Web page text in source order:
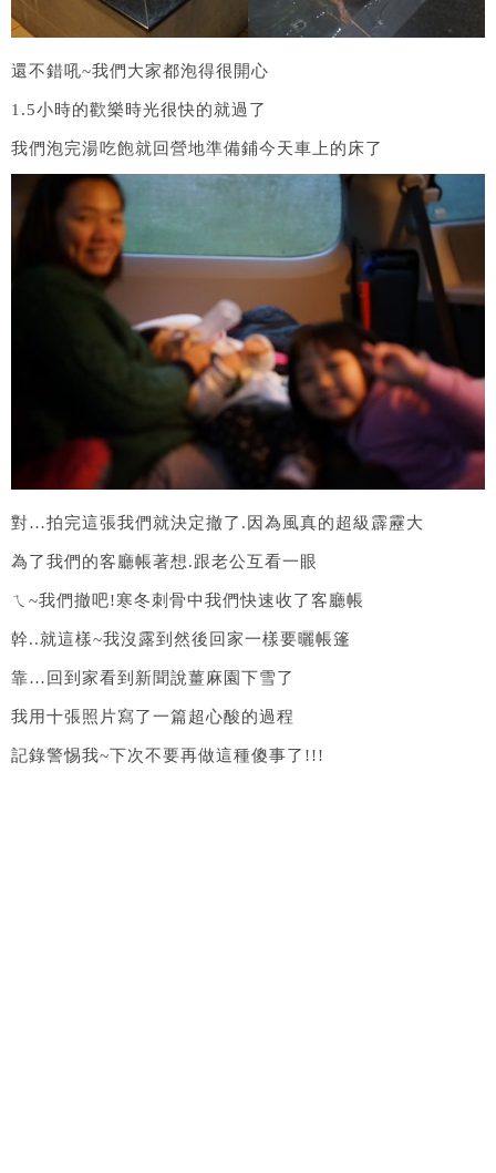
還不錯吼~我們大家都泡得很開心
1.5小時的歡樂時光很快的就過了
我們泡完湯吃飽就回營地準備鋪今天車上的床了
對…拍完這張我們就決定撤了.因為風真的超級霹靂大
為了我們的客廳帳著想.跟老公互看一眼
ㄟ~我們撤吧!寒冬刺骨中我們快速收了客廳帳
幹..就這樣~我沒露到然後回家一樣要曬帳篷
靠…回到家看到新聞說薑麻園下雪了
我用十張照片寫了一篇超心酸的過程
記錄警惕我~下次不要再做這種傻事了!!!